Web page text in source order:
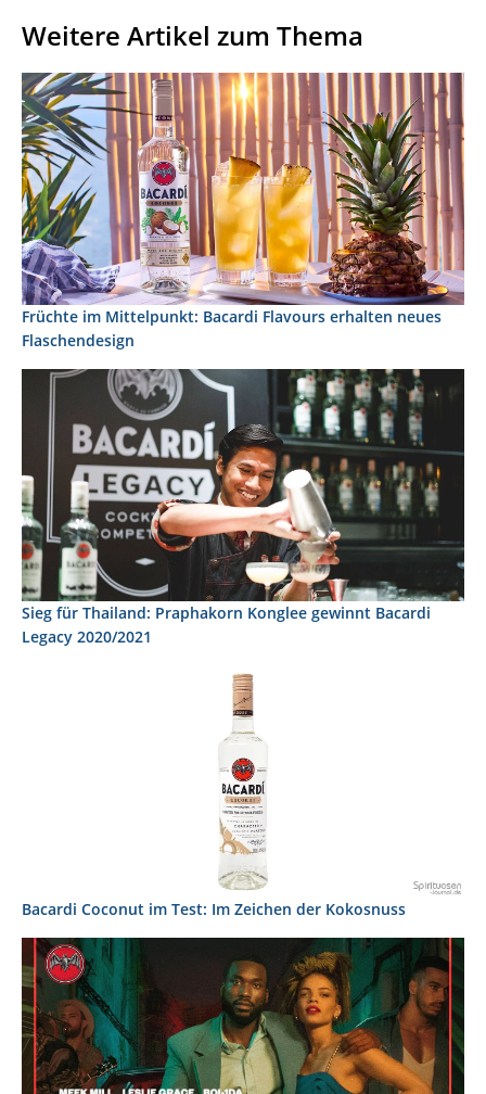
Weitere Artikel zum Thema
Früchte im Mittelpunkt: Bacardi Flavours erhalten neues
Flaschendesign
Sieg für Thailand: Praphakorn Konglee gewinnt Bacardi
Legacy 2020/2021
Bacardi Coconut im Test: Im Zeichen der Kokosnuss